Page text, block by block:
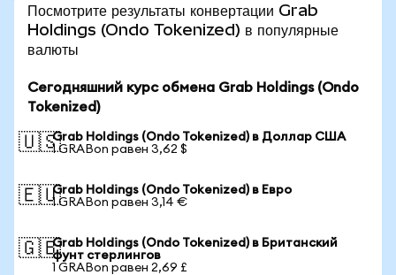
Посмотрите результаты конвертации Grab
Holdings (Ondo Tokenized) в популярные
валюты
Сегодняшний курс обмена Grab Holdings (Ondo
Tokenized)
🇺🇸Grab Holdings (Ondo Tokenized) в Доллар США
1 GRABon равен 3,62 $
🇪🇺Grab Holdings (Ondo Tokenized) в Евро
1 GRABon равен 3,14 €
🇬🇧Grab Holdings (Ondo Tokenized) в Британский
фунт стерлингов
1 GRABon равен 2,69 £